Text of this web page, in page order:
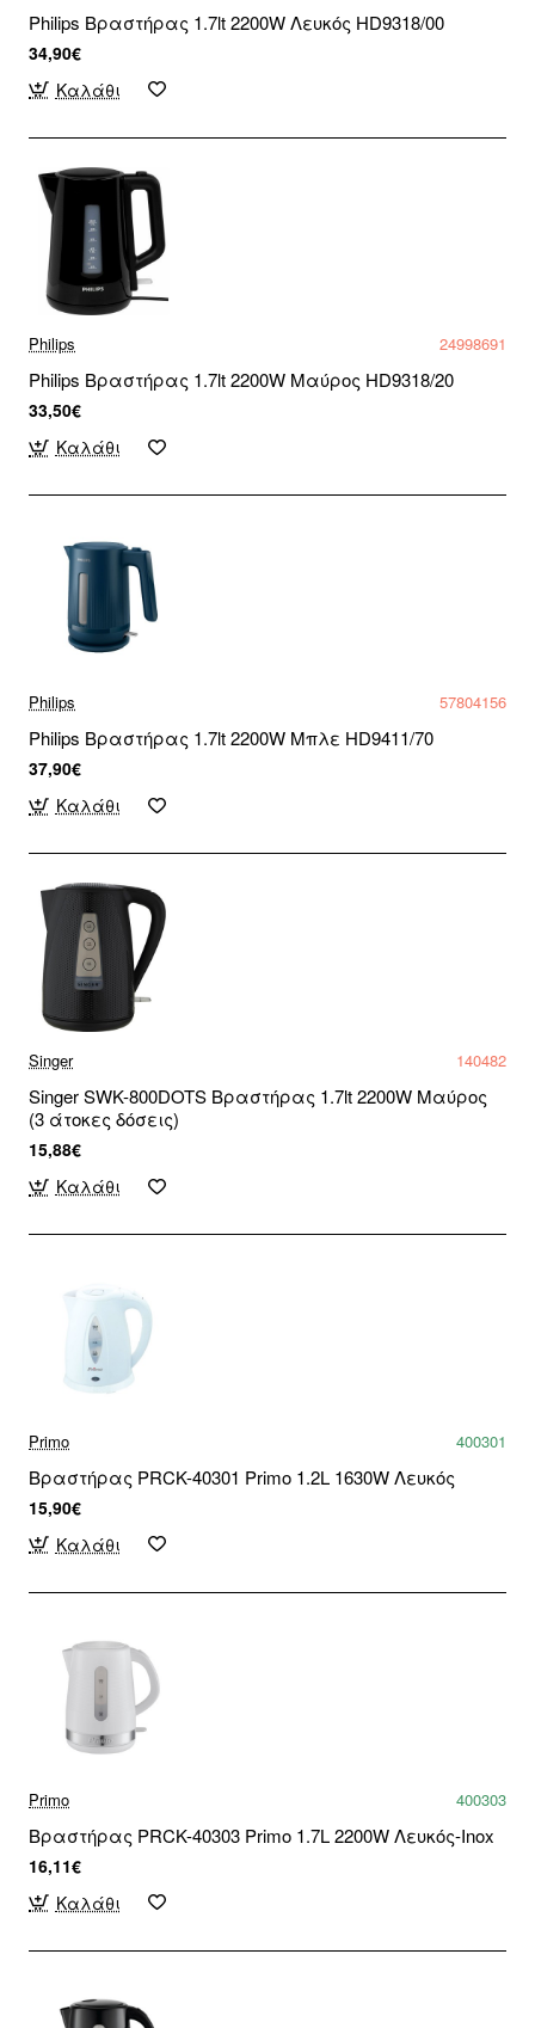
Philips Βραστήρας 1.7lt 2200W Λευκός HD9318/00
34,90€
Καλάθι
Philips 24998691
Philips Βραστήρας 1.7lt 2200W Μαύρος HD9318/20
33,50€
Καλάθι
Philips 57804156
Philips Βραστήρας 1.7lt 2200W Μπλε HD9411/70
37,90€
Καλάθι
Singer 140482
Singer SWK-800DOTS Βραστήρας 1.7lt 2200W Μαύρος
(3 άτοκες δόσεις)
15,88€
Καλάθι
Primo 400301
Βραστήρας PRCK-40301 Primo 1.2L 1630W Λευκός
15,90€
Καλάθι
Primo 400303
Βραστήρας PRCK-40303 Primo 1.7L 2200W Λευκός-Ιnox
16,11€
Καλάθι